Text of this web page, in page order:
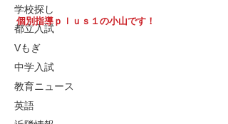
学校探し
都立入試
Vもぎ
中学入試
教育ニュース
英語
個別指導ｐｌｕｓ１の小山です！